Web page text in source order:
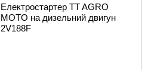
Електростартер TT AGRO
MOTO на дизельний двигун
2V188F